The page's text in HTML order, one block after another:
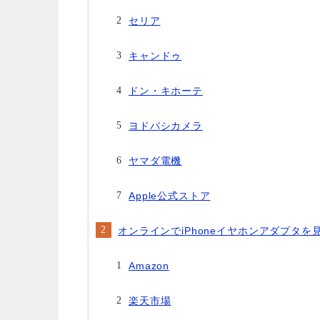
セリア
キャンドゥ
ドン・キホーテ
ヨドバシカメラ
ヤマダ電機
Apple公式ストア
オンラインでiPhoneイヤホンアダプタを
Amazon
楽天市場